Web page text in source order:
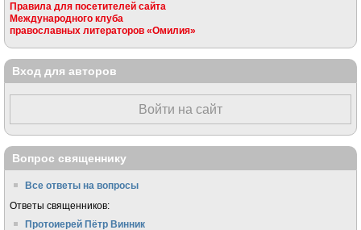
Правила для посетителей сайта
Международного клуба
православных литераторов «Омилия»
Вход для авторов
Войти на сайт
Вопрос священнику
Все ответы на вопросы
Ответы священников:
Протоиерей Пётр Винник